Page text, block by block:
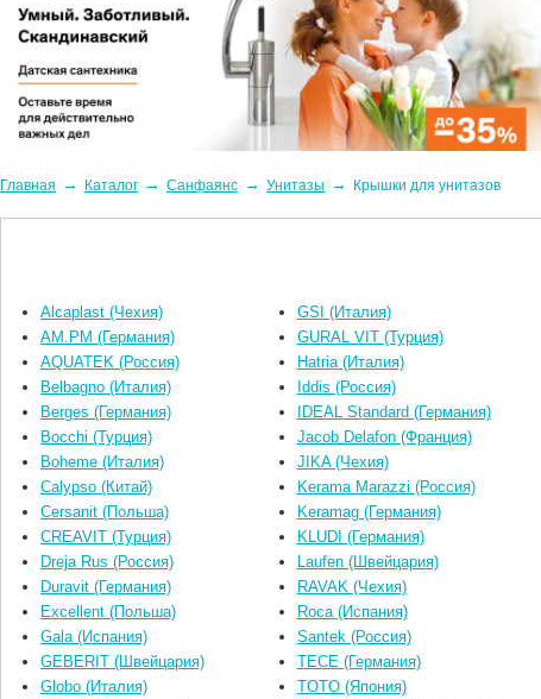
Главная → Каталог → Санфаянс → Унитазы → Крышки для унитазов
Alcaplast (Чехия)
AM.PM (Германия)
AQUATEK (Россия)
Belbagno (Италия)
Berges (Германия)
Bocchi (Турция)
Boheme (Италия)
Calypso (Китай)
Cersanit (Польша)
CREAVIT (Турция)
Dreja Rus (Россия)
Duravit (Германия)
Excellent (Польша)
Gala (Испания)
GEBERIT (Швейцария)
Globo (Италия)
GSI (Италия)
GURAL VIT (Турция)
Hatria (Италия)
Iddis (Россия)
IDEAL Standard (Германия)
Jacob Delafon (Франция)
JIKA (Чехия)
Kerama Marazzi (Россия)
Keramag (Германия)
KLUDI (Германия)
Laufen (Швейцария)
RAVAK (Чехия)
Roca (Испания)
Santek (Россия)
TECE (Германия)
TOTO (Япония)